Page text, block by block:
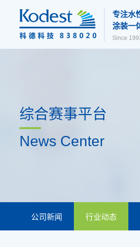
专注水
涂装一
Since
综合赛事平台
News Center
公司新闻 行业动态